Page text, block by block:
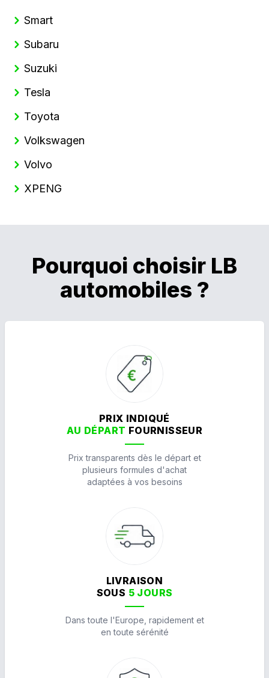
Smart
Subaru
Suzuki
Tesla
Toyota
Volkswagen
Volvo
XPENG
Pourquoi choisir LB
automobiles ?
PRIX INDIQUÉ
AU DÉPART FOURNISSEUR
Prix transparents dès le départ et
plusieurs formules d'achat
adaptées à vos besoins
LIVRAISON
SOUS 5 JOURS
Dans toute l'Europe, rapidement et
en toute sérénité